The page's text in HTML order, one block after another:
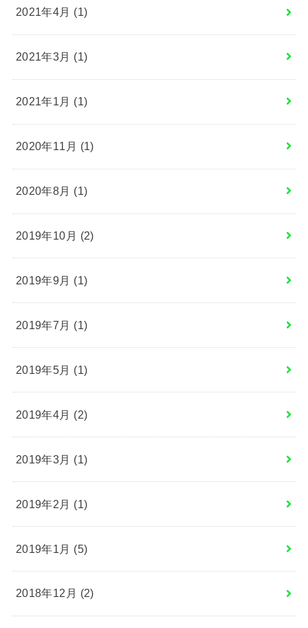
2021年4月 (1)
2021年3月 (1)
2021年1月 (1)
2020年11月 (1)
2020年8月 (1)
2019年10月 (2)
2019年9月 (1)
2019年7月 (1)
2019年5月 (1)
2019年4月 (2)
2019年3月 (1)
2019年2月 (1)
2019年1月 (5)
2018年12月 (2)